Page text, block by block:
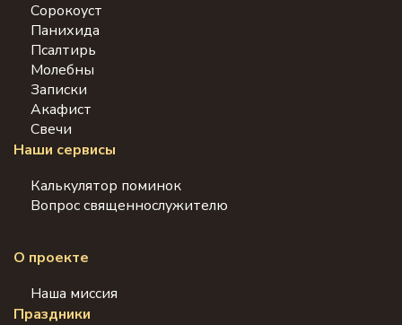
Сорокоуст
Панихида
Псалтирь
Молебны
Записки
Акафист
Свечи
Наши сервисы
Калькулятор поминок
Вопрос священнослужителю
О проекте
Наша миссия
Праздники